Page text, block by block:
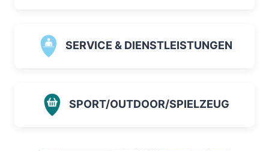
SERVICE & DIENSTLEISTUNGEN
SPORT/OUTDOOR/SPIELZEUG